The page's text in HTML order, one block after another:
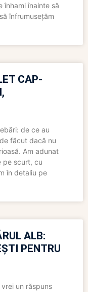
înhami înainte să
înfrumusețăm
CAP-
de ce au
făcut dacă nu
Am adunat
pe scurt, cu
în detaliu pe
ALB:
PENTRU
un răspuns